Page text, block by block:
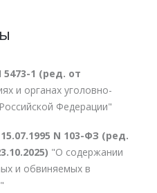
5473-1 (ред. от
и органах уголовно-
Федерации"
N 103-ФЗ (ред.
"О содержании
и обвиняемых в